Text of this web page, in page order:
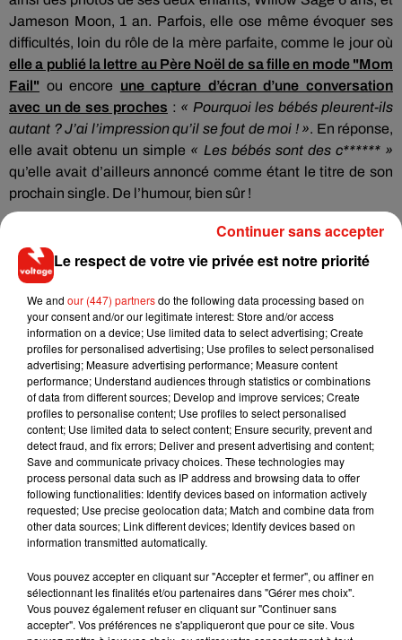
Jameson Moon, 1 an. Parfois, elle ose même évoquer ses
difficultés, loin du rôle de la mère parfaite, comme le jour où
elle a publié la lettre au Père Noël de sa fille en mode "Mom
Fail" ou encore une capture d’écran d’une conversation
avec un de ses proches : « Pourquoi les bébés pleurent-ils
autant ?J’ai l’impression qu’il se fout de moi !». En réponse,
elle avait obtenu un simple « Les bébés sont des c******»
qu’elle avait d’ailleurs annoncé comme étant le titre de son
prochain single. De l’humour, bien sûr !
Mais c’est bien cette facette humaine et imparfaite de Pink
qui semble avoir ému aux larmes cette autre maman
rencontrée dans un rayon de supermarché, mais aussi des
millions de mamans à travers le monde.
Pink est aussi une artiste confirmée. Après le succès
WhatAbout Us, elle cartonne actuellement avec le
titre BeautifulTraumaissu de son dernier opus du même
nom.
A really sweet Mama came up 2me tonight at the grocery
store and told me some nice words about how she gets
strength from my parenting cause I’m not afraid to fuck up in
public. We cried together. It’s so hard. Y’all. I wish us mamas
could give ourselves and each other a break.
— P!nk (@Pink) 28 décembre 2017
Musique
Le respect de votre vie privée est notre priorité
We and our (447) partnersdo the following data processing based on
your consent and/or our legitimate interest: Store and/or access
information on a device; Use limited data to select advertising; Create
profiles for personalised advertising; Use profiles to select personalised
advertising; Measure advertising performance; Measure content
performance; Understand audiences through statistics or combinations
of data from different sources; Develop and improve services; Create
profiles to personalise content; Use profiles to select personalised
content; Use limited data to select content; Ensure security, prevent and
detect fraud, and fix errors; Deliver and present advertising and content;
Save and communicate privacy choices. These technologies may
process personal data such as IP address and browsing data to offer
following functionalities: Identify devices based on information actively
requested; Use precise geolocation data; Match and combine data from
other data sources; Link different devices; Identify devices based on
information transmitted automatically.
Vous pouvez accepter en cliquant sur "Accepter et fermer", ou affiner en
sélectionnant les finalités et/ou partenaires dans "Gérer mes choix".
Vous pouvez également refuser en cliquant sur "Continuer sans
accepter". Vos préférences ne s'appliqueront que pour ce site. Vous
Continuer sans accepter